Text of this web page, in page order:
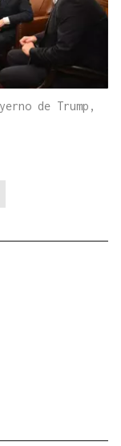
de Trump,